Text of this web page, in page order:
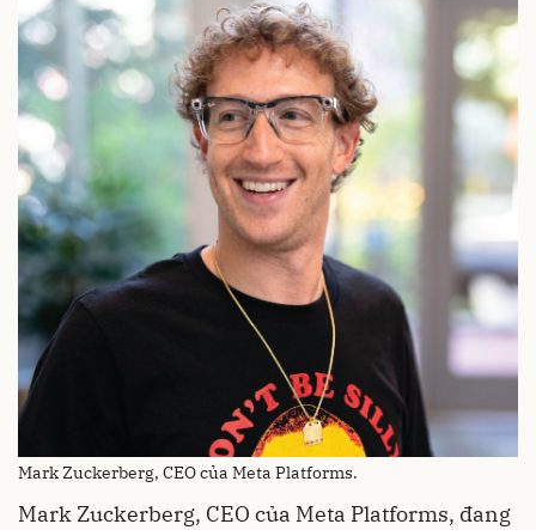
Mark Zuckerberg, CEO của Meta Platforms.
Mark Zuckerberg, CEO của Meta Platforms, đang